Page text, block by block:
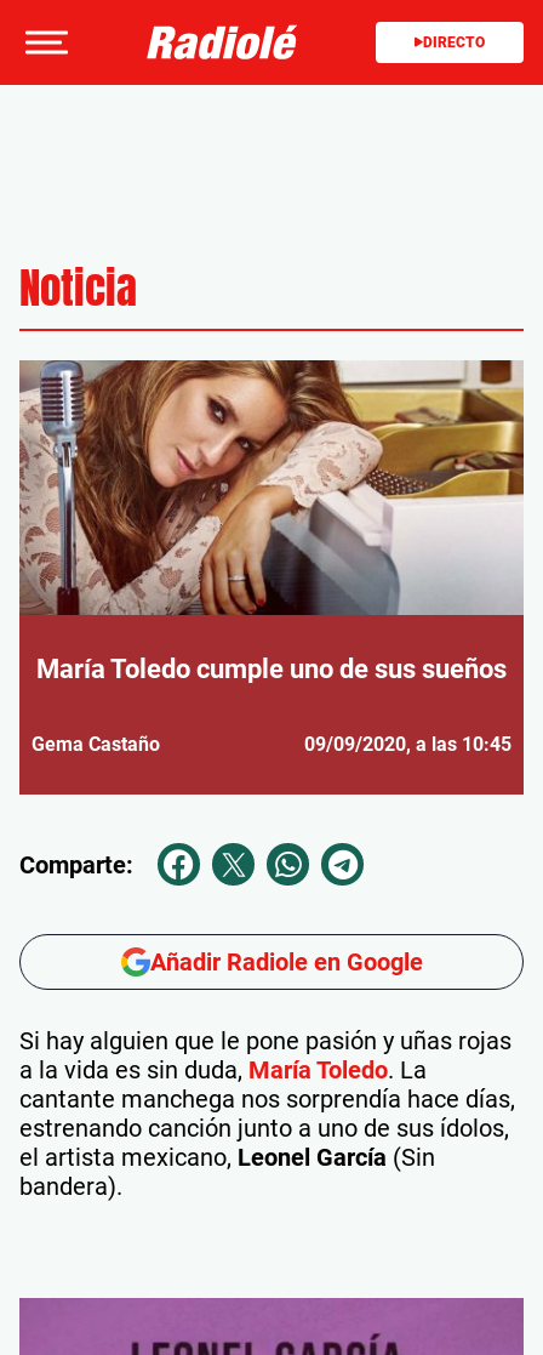
DIRECTO
Noticia
María Toledo cumple uno de sus sueños
Gema Castaño 09/09/2020, a las 10:45
Comparte:
Añadir Radiole en Google
Si hay alguien que le pone pasión y uñas rojas
a la vida es sin duda, María Toledo. La
cantante manchega nos sorprendía hace días,
estrenando canción junto a uno de sus ídolos,
el artista mexicano, Leonel García (Sin
bandera).